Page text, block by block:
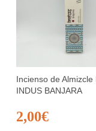
Incienso de Almizcle
INDUS BANJARA
2,00€